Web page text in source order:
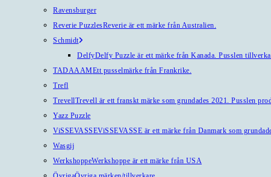
Ravensburger
Reverie PuzzlesReverie är ett märke från Australien.
Schmidt
DelfyDelfy Puzzle är ett märke från Kanada. Pusslen
TADAAAMEtt pusselmärke från Frankrike.
Trefl
TrevellTrevell är ett franskt märke som grundades 2021. Pusslen
Yazz Puzzle
ViSSEVASSEViSSEVASSE är ett märke från Danmark som
Wasgij
WerkshoppeWerkshoppe är ett märke från USA